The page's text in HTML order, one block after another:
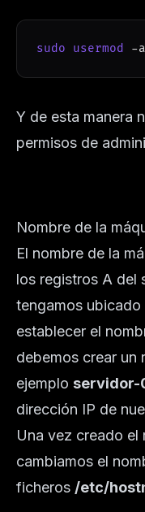
sudo usermod -
Y de esta manera
permisos de
Nombre de la
El nombre de la
los registros A del
tengamos ubicado
establecer el
debemos crear
ejemplo servidor-
dirección IP de
Una vez creado el
cambiamos el
ficheros /etc/